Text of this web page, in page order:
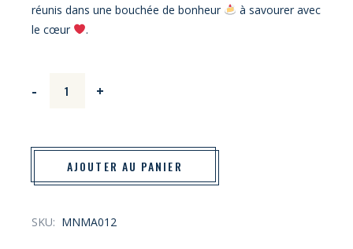
réunis dans une bouchée de bonheur
à savourer avec
le cœur
.
- +
AJOUTER AU PANIER
SKU: MNMA012